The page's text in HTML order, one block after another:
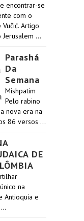
encontrar-se
com o
Artigo
Jerusalem …
Parashá
Da
Semana
Mishpatim
Pelo rabino
nova era na
86 versos …
DE
na
Antioquia e
…